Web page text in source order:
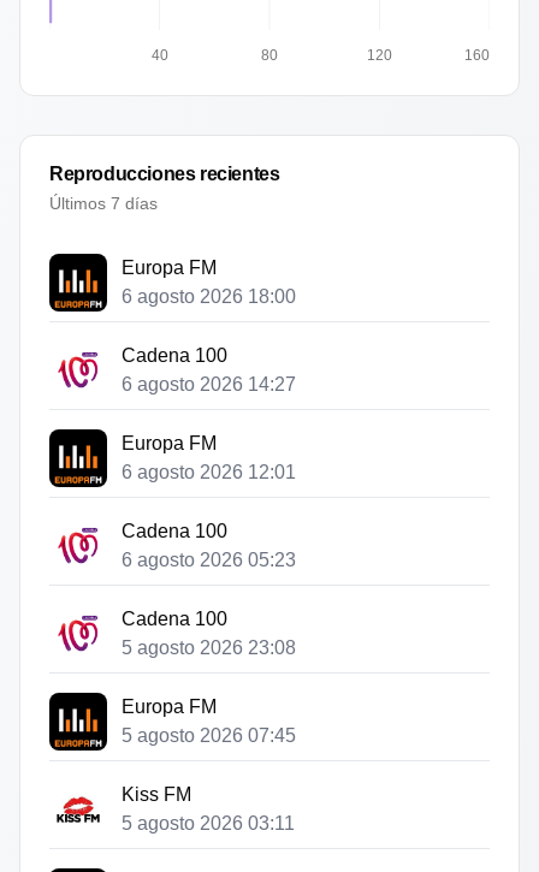
40 80 120 160
Reproducciones recientes
Últimos 7 días
Europa FM
6 agosto 2026 18:00
Cadena 100
6 agosto 2026 14:27
Europa FM
6 agosto 2026 12:01
Cadena 100
6 agosto 2026 05:23
Cadena 100
5 agosto 2026 23:08
Europa FM
5 agosto 2026 07:45
Kiss FM
5 agosto 2026 03:11